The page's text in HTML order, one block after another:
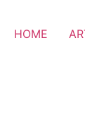
HOME